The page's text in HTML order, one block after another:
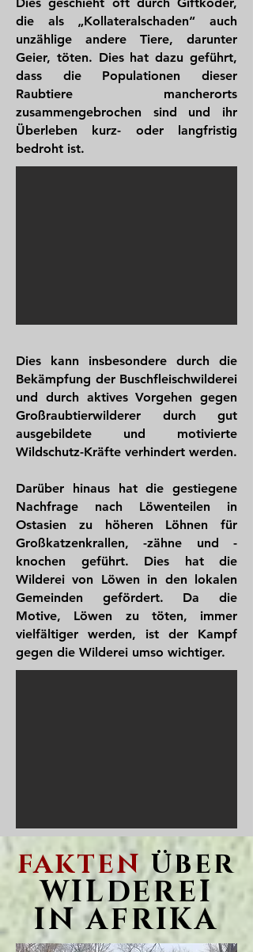
die als „Kollateralschaden“ auch
unzählige andere Tiere, darunter
Geier, töten. Dies hat dazu geführt,
dass die Populationen dieser
Raubtiere mancherorts
zusammengebrochen sind und ihr
Überleben kurz- oder langfristig
bedroht ist.
Dies kann insbesondere durch die
Bekämpfung der Buschfleischwilderei
und durch aktives Vorgehen gegen
Großraubtierwilderer durch gut
ausgebildete und motivierte
Wildschutz-Kräfte verhindert werden.
Darüber hinaus hat die gestiegene
Nachfrage nach Löwenteilen in
Ostasien zu höheren Löhnen für
Großkatzenkrallen, -zähne und -
knochen geführt. Dies hat die
Wilderei von Löwen in den lokalen
Gemeinden gefördert. Da die
Motive, Löwen zu töten, immer
vielfältiger werden, ist der Kampf
gegen die Wilderei umso wichtiger.
FAKTENÜBER
WILDEREI
IN AFRIKA